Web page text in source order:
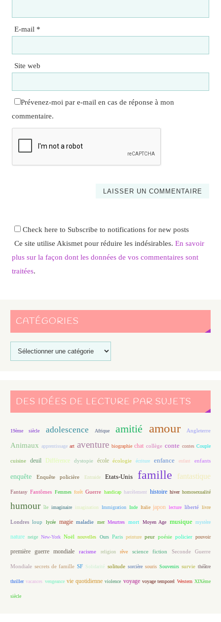
E-mail *
Site web
Prévenez-moi par e-mail en cas de réponse à mon
commentaire.
Check here to Subscribe to notifications for new posts
Ce site utilise Akismet pour réduire les indésirables. En savoir
plus sur la façon dont les données de vos commentaires sont
traitées.
CATÉGORIES
DES IDÉES DE LECTURE PAR SUJETS
19ème siècle adolescence Afrique amitié amour Angleterre
Animaux apprentissage art aventure biographie chat collège conte contes Couple
cuisine deuil Différence dystopie école écologie écriture enfance enfant enfants
enquête Enquête policière Entraide Etats-Unis famille fantastique
Fantasy Fantômes Femmes forêt Guerre handicap harcèlement histoire hiver homosexualité
humour île imaginaire imagination Immigration Inde Italie japon lecture liberté livre
Londres loup lycée magie maladie mer Meurtres mort Moyen Age musique mystère
nature neige New-York Noël nouvelles Ours Paris peinture peur poésie policier pouvoir
première guerre mondiale racisme religion rêve science fiction Seconde Guerre
Mondiale secrets de famille SF Solidarité solitude sorcière souris Souvenirs survie théâtre
thriller vacances vengeance vie quotidienne violence voyage voyage temporel Western XIXème
siècle